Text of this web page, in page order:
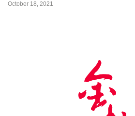
October 18, 2021